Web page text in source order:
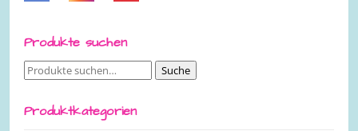
Produkte suchen
Suche
Suche
Produktkategorien